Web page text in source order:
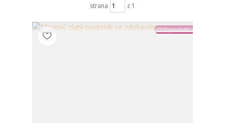
strana
z 1
TOP produkt